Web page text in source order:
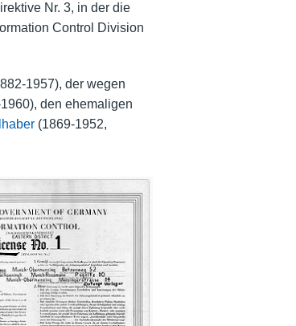
Nr. 3, in der die
Control Division
1957), der wegen
den ehemaligen
(1869-1952,